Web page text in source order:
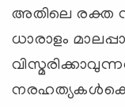
അതിലെ രക്ത
ധാരാളം